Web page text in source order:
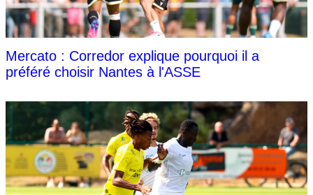
Mercato : Corredor explique pourquoi il a
préféré choisir Nantes à l'ASSE